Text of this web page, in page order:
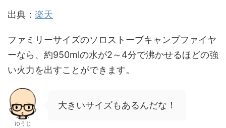
出典： 楽天
ファミリーサイズのソロストーブキャンプファイヤ
ーなら、約950mlの水が2～4分で沸かせるほどの強
い火力を出すことができます。
ゆうじ
大きいサイズもあるんだな！